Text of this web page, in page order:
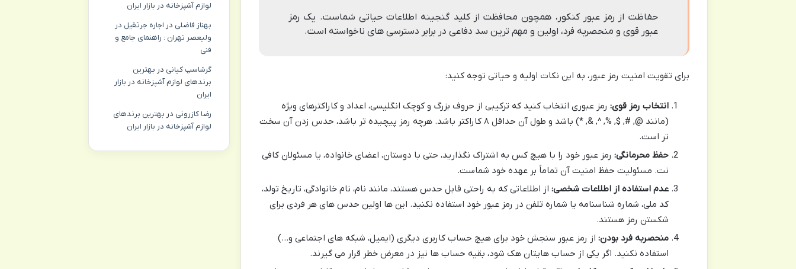
حفاظت از رمز عبور کنکور، همچون محافظت از کلید گنجینه اطلاعات حیاتی شماست. یک رمز
عبور قوی و منحصربه فرد، اولین و مهم ترین سد دفاعی در برابر دسترسی های ناخواسته است.
برای تقویت امنیت رمز عبور، به این نکات اولیه و حیاتی توجه کنید:
انتخاب رمز قوی: رمز عبوری انتخاب کنید که ترکیبی از حروف بزرگ و کوچک انگلیسی، اعداد و کاراکترهای ویژه
(مانند @, #, $, %, ^, &, *) باشد و طول آن حداقل ۸ کاراکتر باشد. هرچه رمز پیچیده تر باشد، حدس زدن آن سخت
تر است.
حفظ محرمانگی: رمز عبور خود را با هیچ کس به اشتراک نگذارید، حتی با دوستان، اعضای خانواده، یا مسئولان کافی
نت. مسئولیت حفظ امنیت آن تماماً بر عهده خود شماست.
عدم استفاده از اطلاعات شخصی: از اطلاعاتی که به راحتی قابل حدس هستند، مانند نام، نام خانوادگی، تاریخ تولد،
کد ملی، شماره شناسنامه یا شماره تلفن در رمز عبور خود استفاده نکنید. این ها اولین حدس های هر فردی برای
شکستن رمز هستند.
منحصربه فرد بودن: از رمز عبور سنجش خود برای هیچ حساب کاربری دیگری (ایمیل، شبکه های اجتماعی و…)
استفاده نکنید. اگر یکی از حساب هایتان هک شود، بقیه حساب ها نیز در معرض خطر قرار می گیرند.
لوازم آشپزخانه در بازار ایران
بهناز فاضلی در اجاره جرثقیل در
ولیعصر تهران : راهنمای جامع و
فنی
گرشاسپ کیانی در بهترین
برندهای لوازم آشپزخانه در بازار
ایران
رضا کازرونی در بهترین برندهای
لوازم آشپزخانه در بازار ایران